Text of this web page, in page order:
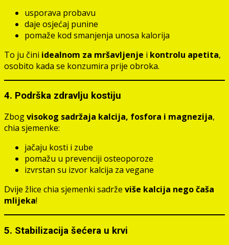
usporava probavu
daje osjećaj punine
pomaže kod smanjenja unosa kalorija
To ju čini idealnom za mršavljenje i kontrolu apetita,
osobito kada se konzumira prije obroka.
4. Podrška zdravlju kostiju
Zbogvisokog sadržaja kalcija, fosfora i magnezija,
chia sjemenke:
jačaju kosti i zube
pomažu u prevenciji osteoporoze
izvrstan su izvor kalcija za vegane
Dvije žlice chia sjemenki sadrže više kalcija nego čaša
mlijeka!
5. Stabilizacija šećera u krvi